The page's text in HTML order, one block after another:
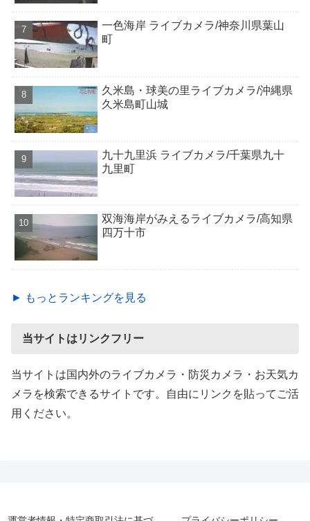
一色海岸 ライブカメラ/神奈川県葉山
町
久米島・球美の里ライブカメラ/沖縄県
久米島町山城
九十九里浜 ライブカメラ/千葉県九十
九里町
双海海岸がみえるライブカメラ/高知県
四万十市
► もっとランキングを見る
当サイトはリンクフリー
当サイトは国内外のライブカメラ・防災カメラ・お天気カ
メラを検索できるサイトです。自由にリンクを貼ってご活
用ください。